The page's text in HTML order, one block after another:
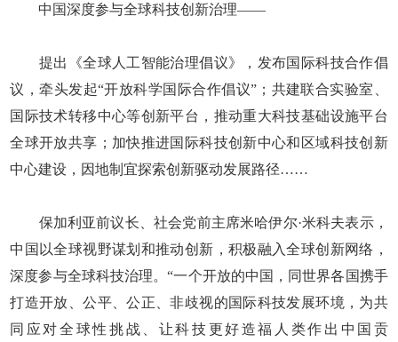
中国深度参与全球科技创新治理——
提出《全球人工智能治理倡议》，发布国际科技合作倡
议，牵头发起“开放科学国际合作倡议”；共建联合实验室、
国际技术转移中心等创新平台，推动重大科技基础设施平台
全球开放共享；加快推进国际科技创新中心和区域科技创新
中心建设，因地制宜探索创新驱动发展路径……
保加利亚前议长、社会党前主席米哈伊尔·米科夫表示，
中国以全球视野谋划和推动创新，积极融入全球创新网络，
深度参与全球科技治理。“一个开放的中国，同世界各国携手
打造开放、公平、公正、非歧视的国际科技发展环境，为共
同应对全球性挑战、让科技更好造福人类作出中国贡